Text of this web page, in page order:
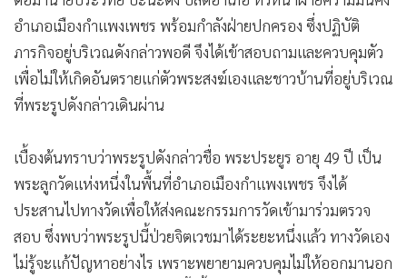
อำเภอเมืองกำแพงเพชร พร้อมกำลังฝ่ายปกครอง ซึ่งปฏิบัติ
ภารกิจอยู่บริเวณดังกล่าวพอดี จึงได้เข้าสอบถามและควบคุมตัว
เพื่อไม่ให้เกิดอันตรายแก่ตัวพระสงฆ์เองและชาวบ้านที่อยู่บริเวณ
ที่พระรูปดังกล่าวเดินผ่าน
เบื้องต้นทราบว่าพระรูปดังกล่าวชื่อ พระประยูร อายุ 49 ปี เป็น
พระลูกวัดแห่งหนึ่งในพื้นที่อำเภอเมืองกำแพงเพชร จึงได้
ประสานไปทางวัดเพื่อให้ส่งคณะกรรมการวัดเข้ามาร่วมตรวจ
สอบ ซึ่งพบว่าพระรูปนี้ป่วยจิตเวชมาได้ระยะหนึ่งแล้ว ทางวัดเอง
ไม่รู้จะแก้ปัญหาอย่างไร เพราะพยายามควบคุมไม่ให้ออกมานอก